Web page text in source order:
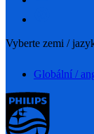
Vyberte zemi /
Globální /